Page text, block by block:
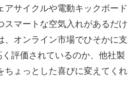
サイクルや電動キックボード
スマートな空気入れがあるだけ
、オンライン市場でひそかに支
評価されているのか、他社製
ちょっとした喜びに変えてくれ